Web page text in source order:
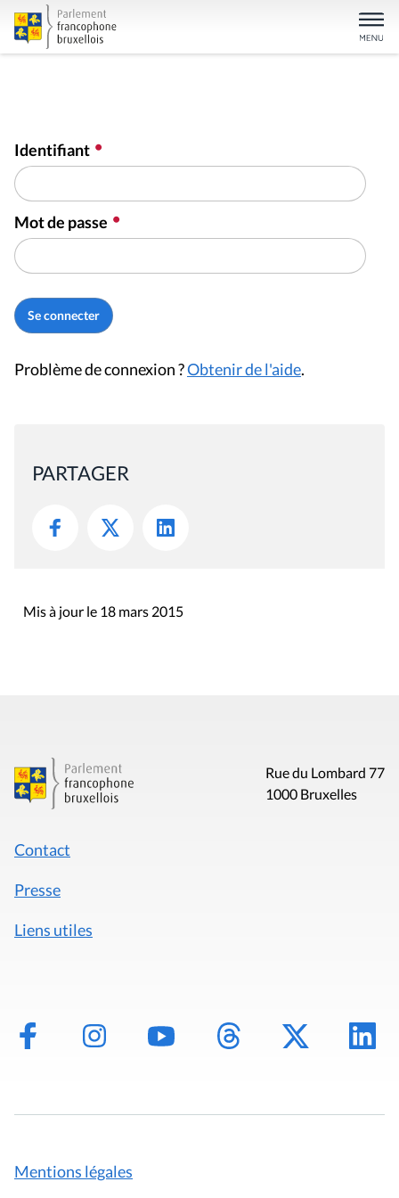
Identifiant
Mot de passe
Problème de connexion ?Obtenir de l'aide.
PARTAGER
Mis à jour le 18 mars 2015
Rue du Lombard 77
1000 Bruxelles
Contact
Presse
Liens utiles
Mentions légales